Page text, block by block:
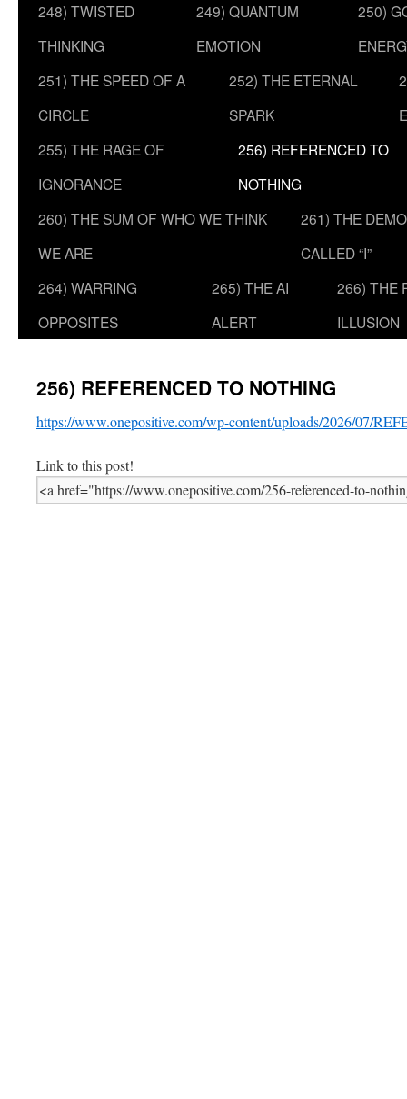
248) TWISTED
THINKING
249) QUANTUM
EMOTION
250)
251) THE SPEED OF A
CIRCLE
252) THE ETERNAL
SPARK
255) THE RAGE OF
IGNORANCE
256) REFERENCED TO
NOTHING
260) THE SUM OF WHO WE THINK
WE ARE
261) THE
CALLED “I”
264) WARRING
OPPOSITES
265) THE AI
ALERT
266) THE
ILLUSION
256) REFERENCED TO NOTHING
https://www.onepositive.com/wp-content/uploads/2026/07/
Link to this post!